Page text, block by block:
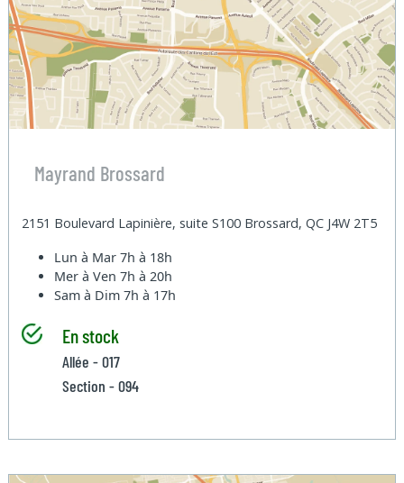
Mayrand Brossard
2151 Boulevard Lapinière, suite S100 Brossard, QC J4W 2T5
Lun à Mar7h à 18h
Mer à Ven7h à 20h
Sam à Dim7h à 17h
En stock
Allée - 017
Section - 094